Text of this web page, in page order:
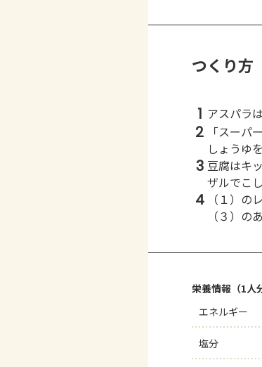
つくり方
1 アスパラ
2
「スーパ
しょうゆ
3 豆腐はキ
ザルでこ
4
（１）
（３）の
栄養情報（1人
エネルギー
塩分